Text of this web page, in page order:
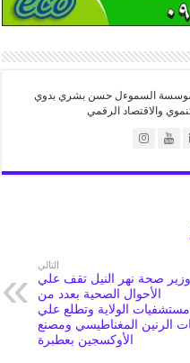
موسسة السموءل حسن بشري بدوي
والاقتصاد الرقمي
التالي
وزير صحة نهر النيل تقف علي
الأحوال الصحية بعدد من
مستشفيات الولاية وتطلع علي
الرنين المغناطيسي ومصنع
الأوكسجين بعطبرة